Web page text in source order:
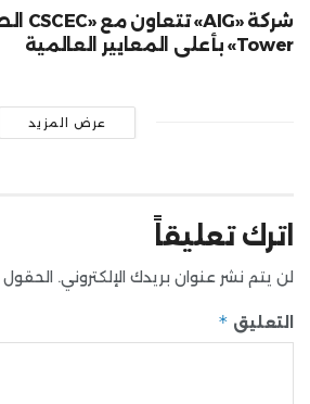
Tower» بأعلى المعايير العالمية
عرض المزيد
اترك تعليقاً
لن يتم نشر عنوان بريدك الإلكتروني. الحقول
التعليق *